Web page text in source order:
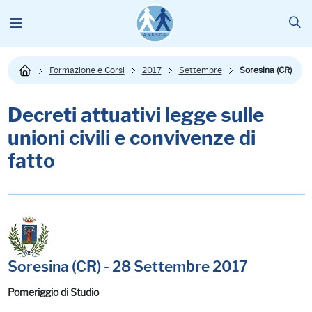
Formazione e Corsi 2017 Settembre Soresina (CR)
Decreti attuativi legge sulle
unioni civili e convivenze di
fatto
Soresina (CR) - 28 Settembre 2017
Pomeriggio di Studio